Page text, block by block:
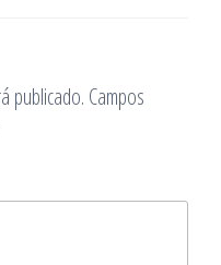
publicado. Campos